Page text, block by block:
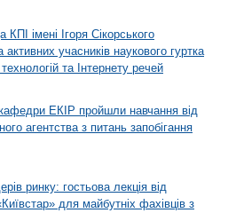
КПІ імені Ігоря Сікорського
активних учасників наукового гуртка
та Інтернету речей
ЕКІР пройшли навчання від
агентства з питань запобігання
ринку: гостьова лекція від
для майбутніх фахівців з